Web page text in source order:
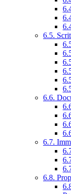
6.5.
6.6.
6.7.
6.8.